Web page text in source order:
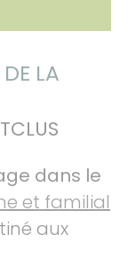
LA
dans le
et familial
aux